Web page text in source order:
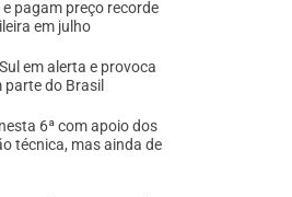
pagam preço recorde
em julho
em alerta e provoca
do Brasil
6ª com apoio dos
técnica, mas ainda de